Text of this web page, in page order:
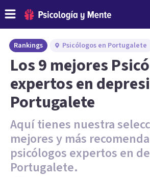
Rankings Psicólogos en Portugalete
Los 9 mejores
expertos en
Portugalete
Aquí tienes nuestra
mejores y más
psicólogos expertos en
Portugalete.